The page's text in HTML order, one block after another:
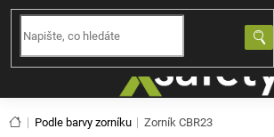
Přejít
obsah
Domů
Podle barvy zorníku Zorník CBR23